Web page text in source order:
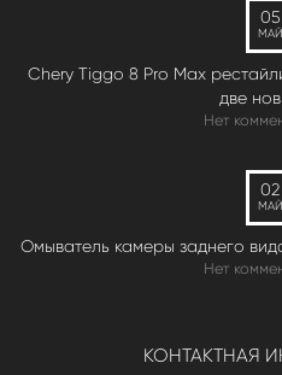
05
МАЙ
Chery Tiggo 8 Pro Max
две
Нет
02
МАЙ
Омыватель камеры заднего
Нет
КОНТАКТНАЯ